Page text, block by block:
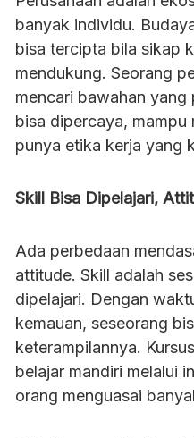
banyak individu.
bisa tercipta bila sikap
mendukung. Seorang
mencari bawahan
bisa dipercaya, mampu
punya etika kerja yang
Skill Bisa Dipelajari,
Ada perbedaan
attitude. Skill adalah
dipelajari. Dengan
kemauan, seseorang
keterampilannya.
belajar mandiri melalui
orang menguasai